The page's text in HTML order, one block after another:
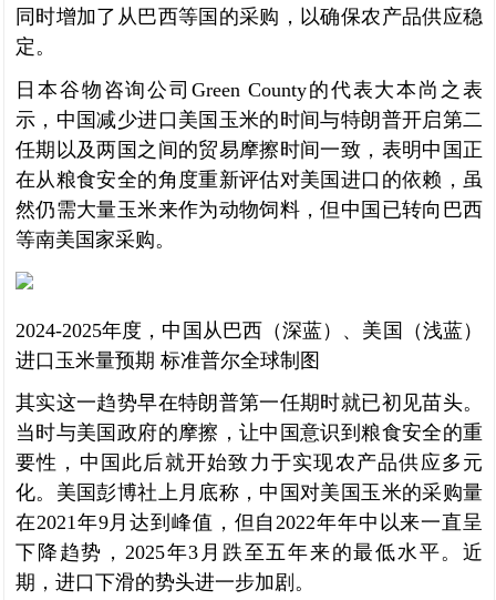
同时增加了从巴西等国的采购，以确保农产品供应稳
定。
日本谷物咨询公司Green County的代表大本尚之表
示，中国减少进口美国玉米的时间与特朗普开启第二
任期以及两国之间的贸易摩擦时间一致，表明中国正
在从粮食安全的角度重新评估对美国进口的依赖，虽
然仍需大量玉米来作为动物饲料，但中国已转向巴西
等南美国家采购。
2024-2025年度，中国从巴西（深蓝）、美国（浅蓝）
进口玉米量预期 标准普尔全球制图
其实这一趋势早在特朗普第一任期时就已初见苗头。
当时与美国政府的摩擦，让中国意识到粮食安全的重
要性，中国此后就开始致力于实现农产品供应多元
化。美国彭博社上月底称，中国对美国玉米的采购量
在2021年9月达到峰值，但自2022年年中以来一直呈
下降趋势，2025年3月跌至五年来的最低水平。近
期，进口下滑的势头进一步加剧。